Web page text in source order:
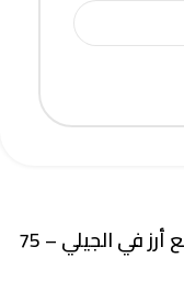
فيلاين جو طعام رطب للقطط – تونة مع أرز في الجيلي – 75